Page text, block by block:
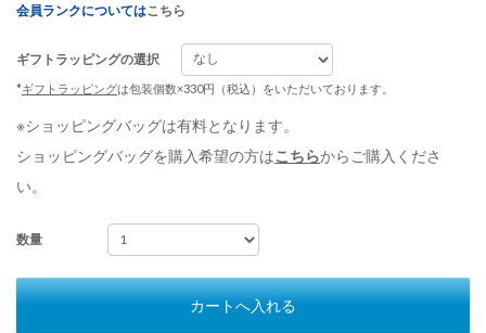
会員ランクについてはこちら
ギフトラッピングの選択
*ギフトラッピングは包装個数×330円（税込）をいただいております。
※ショッピングバッグは有料となります。
ショッピングバッグを購入希望の方はこちらからご購入くださ
い。
数量
カートへ入れる